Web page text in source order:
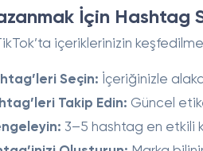
İçin Hashtag
içeriklerinizin
Seçin: İçeriğinizle
Takip Edin: Güncel
3–5 hashtag en etkili